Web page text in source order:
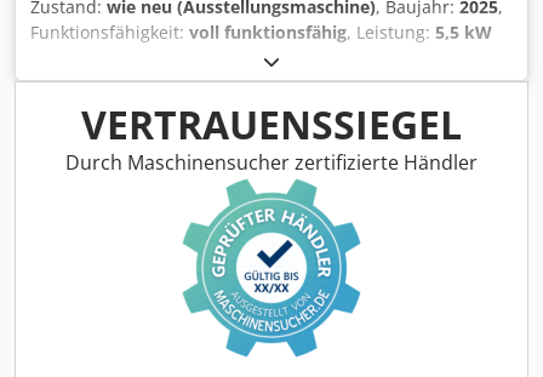
Zustand: wie neu (Ausstellungsmaschine), Baujahr: 2025,
Funktionsfähigkeit: voll funktionsfähig, Leistung: 5,5 kW
, Schnittbreite (max.):
Sägeblattdurchmesser:450 mm, Neigungsverstellung
Sägeblatt:45 °, Höheneinstelltyp:elektrisch , TECHNISCHE
DATEN - Vorführmaschine aus Ausstellungsraum
Rollwagenlänge 3200 mm Schnittlänge 3400 mm
Schnitthöhe max. 155 mm bei 90° / 105 mm bei 46°
Schnittbr. Breitenanschlag 1030 mm Sägeblatt max. Ø 450
mm Sägeblatt unter Tisch versenkbar Ø 400 mm
Tischgröße Gusstischplatte 1200 x 655 mm
Tischverlängerung zuzügl. 750 x 655 mm
Tischverbreiterung 1200 x 655 mm Tischhöhe +/- 20 mm
900 mm Drehzahl Hauptsägeblatt 3000 / 4000 / 5000 / 6000
U/min Gewicht netto ca. 1051 kg TECHNISCHE
VERTRAUENSSIEGEL
Durch Maschinensucher zertifizierte Händler